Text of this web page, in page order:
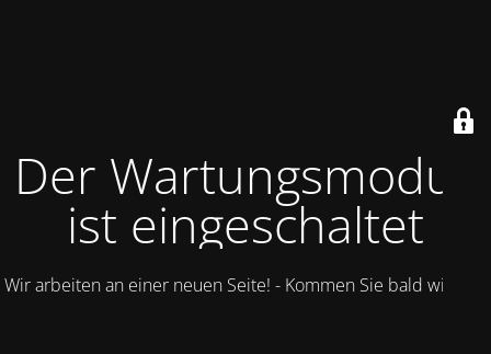
Der Wartungsmodus
ist eingeschaltet
Wir arbeiten an einer neuen Seite! - Kommen Sie bald wieder.